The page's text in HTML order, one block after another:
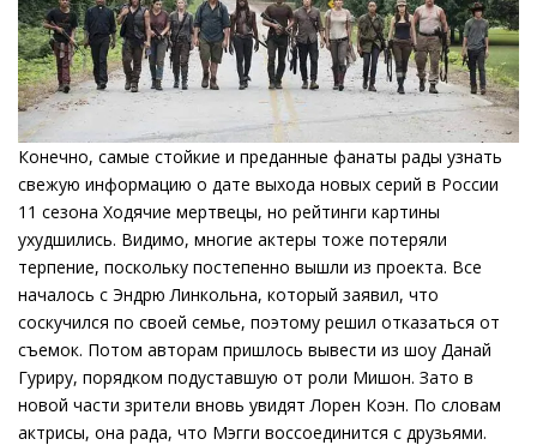
Конечно, самые стойкие и преданные фанаты рады узнать
свежую информацию о дате выхода новых серий в России
11 сезона Ходячие мертвецы, но рейтинги картины
ухудшились. Видимо, многие актеры тоже потеряли
терпение, поскольку постепенно вышли из проекта. Все
началось с Эндрю Линкольна, который заявил, что
соскучился по своей семье, поэтому решил отказаться от
съемок. Потом авторам пришлось вывести из шоу Данай
Гуриру, порядком подуставшую от роли Мишон. Зато в
новой части зрители вновь увидят Лорен Коэн. По словам
актрисы, она рада, что Мэгги воссоединится с друзьями.